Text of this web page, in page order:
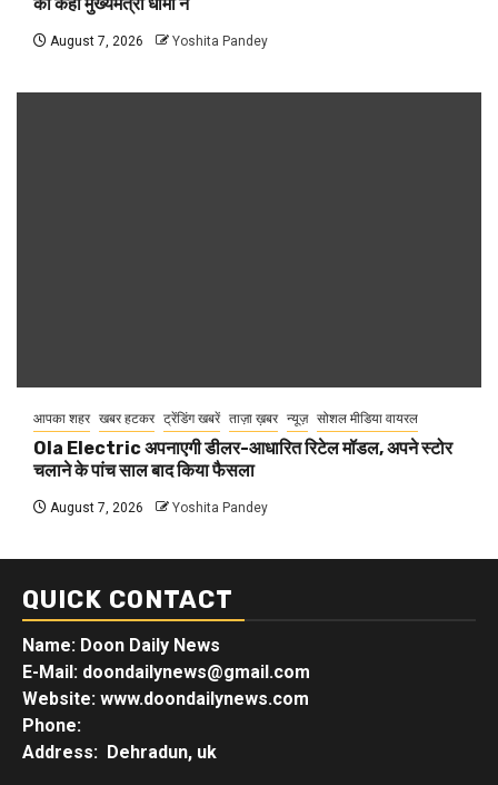
August 7, 2026 Yoshita Pandey
आपका शहर खबर हटकर ट्रेंडिंग खबरें ताज़ा ख़बर न्यूज़ सोशल मीडिया वायरल
Ola Electric अपनाएगी डीलर-आधारित रिटेल मॉडल, अपने स्टोर
चलाने के पांच साल बाद किया फैसला
August 7, 2026 Yoshita Pandey
QUICK CONTACT
Name: Doon Daily News
E-Mail: doondailynews@gmail.com
Website: www.doondailynews.com
Phone:
Address: Dehradun, uk